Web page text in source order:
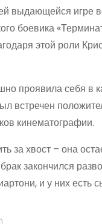
выдающейся игре
боевика
этой роли
проявила себя в
встречен
кинематографии.
за хвост – она
закончился
и у них